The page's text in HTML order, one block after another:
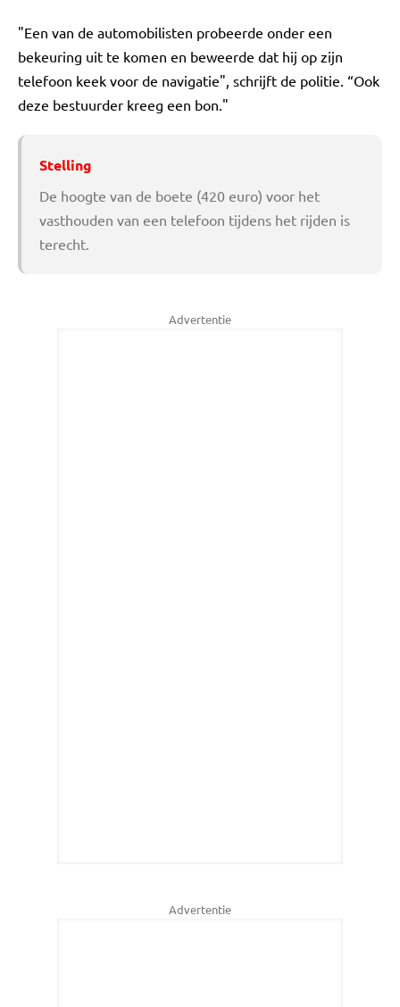
"Een van de automobilisten probeerde onder een
bekeuring uit te komen en beweerde dat hij op zijn
telefoon keek voor de navigatie", schrijft de politie. “Ook
deze bestuurder kreeg een bon."
Stelling
De hoogte van de boete (420 euro) voor het
vasthouden van een telefoon tijdens het rijden is
terecht.
Advertentie
Advertentie